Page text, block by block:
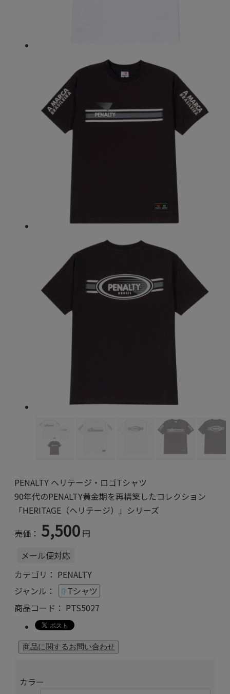
PENALTY ヘリテージ・ロゴTシャツ
90年代のPENALTY黄金期を再構築したコレクション
「HERITAGE（ヘリテージ）」シリーズ
売価： 5,500 円
メール便対応
カテゴリ： PENALTY
ジャンル：
Tシャツ
商品コード： PTS5027
カラー